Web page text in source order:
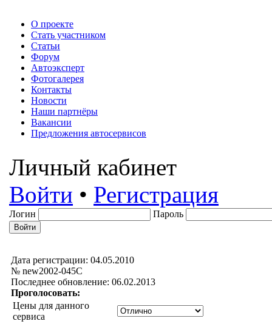
О проекте
Стать участником
Статьи
Форум
Автоэксперт
Фотогалерея
Контакты
Новости
Наши партнёры
Вакансии
Предложения автосервисов
Личный кабинет
Войти • Регистрация
Логин Пароль
Дата регистрации: 04.05.2010
№ new2002-045С
Последнее обновление: 06.02.2013
Проголосовать:
Цены для данного
сервиса